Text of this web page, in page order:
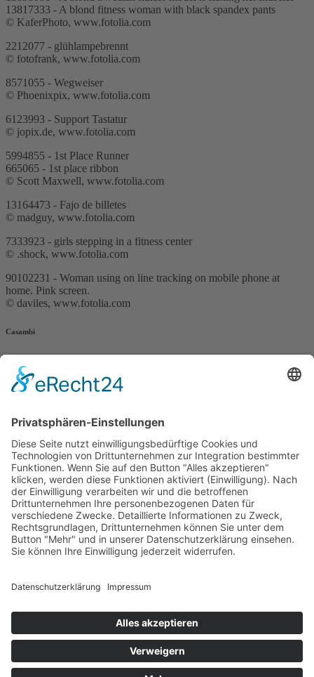
13817333 - A blond fitness woman with black spandex pants
© KaferPhoto, www.fotolia.com
2212077 - glühlampebrennt
© fotofrank, www.fotolia.com
8571055 - Wegweiser
© Phoenixpix, www.fotolia.com
6123993 - Support Tastatur
© jopix.de, www.fotolia.com
5994855 - 1st Place Runner
665065 - 1st place ribbon
© Scott Maxwell, www.fotolia.com
13164473 - Fajo de billetes
© madguy, www.fotolia.com
7333923 - girls stepping in a fitness center
© .shock, www.fotolia.com
90102231 - Woman using on line tracking on mobile phone at
home. Pink screen.
© daviles, www.fotolia.com
Casambi
Casambi Dezentral
Casambi PLUS
Impressum
AGB
Widerrufsbelehrung
Datenschutzerklärung
Kontakt
Vertrieb
Versandkosten
Carl-Zeiss-Str. 10-14
97424 Schweinfurt / Germany
Tel.:
Fax.: +49 (0 )9721 - 7766-18